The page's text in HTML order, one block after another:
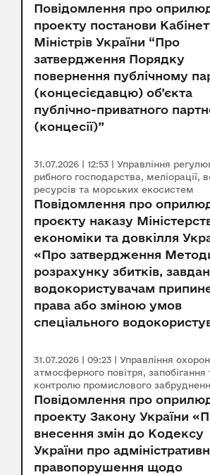
Повідомлення про
проекту постанови
Міністрів України “Про
затвердження Порядку
повернення публічному
(концесієдавцю) об’єкта
публічно-приватного
(концесії)”
31.07.2026 | 12:53 | Управління
рибного господарства, меліорації,
ресурсів та морських екосистем
Повідомлення про
проєкту наказу
економіки та довкілля
«Про затвердження
розрахунку збитків,
водокористувачам
права або зміною умов
спеціального
31.07.2026 | 09:23 | Управління
атмосферного повітря, запобігання
контролю промислового
Повідомлення про
проекту Закону України
внесення змін до Кодексу
України про
правопорушення щодо